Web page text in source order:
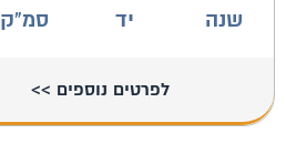
שנה יד סמ"ק
לפרטים נוספים >>